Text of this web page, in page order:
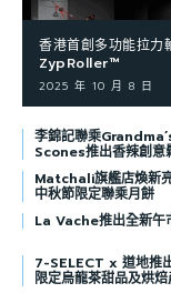
香港首創多功能拉力
ZypRoller™
2025 年 10 月 8 日
李錦記聯乘
Scones推出香辣創意
Matchali旗艦店煥新
中秋節限定聯乘月餅
La Vache推出全新午
7-SELECT x 道地推
限定烏龍茶甜品及烘